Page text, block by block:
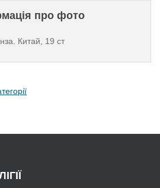
про фото
Китай, 19 ст